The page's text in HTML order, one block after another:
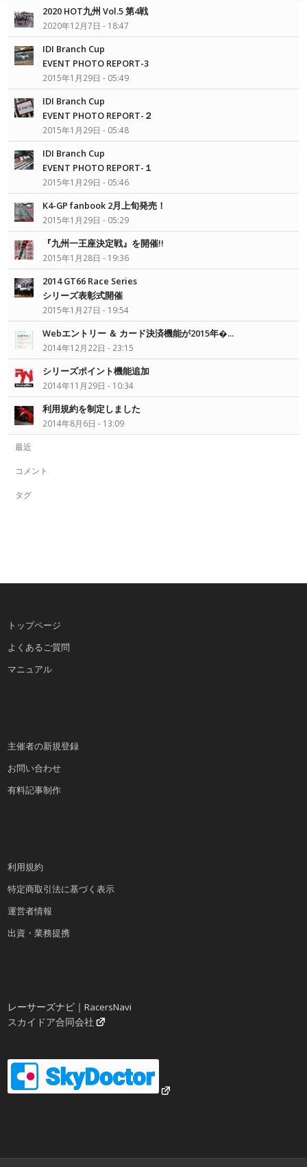
2020 HOT九州 Vol.5 第4戦
2020年12月7日 - 18:47
IDI Branch Cup
EVENT PHOTO REPORT-3
2015年1月29日 - 05:49
IDI Branch Cup
EVENT PHOTO REPORT-２
2015年1月29日 - 05:48
IDI Branch Cup
EVENT PHOTO REPORT-１
2015年1月29日 - 05:46
K4-GP fanbook 2月上旬発売！
2015年1月29日 - 05:29
『九州一王座決定戦』を開催!!
2015年1月28日 - 19:36
2014 GT66 Race Series
シリーズ表彰式開催
2015年1月27日 - 19:54
Webエントリー ＆ カード決済機能が2015年�...
2014年12月22日 - 23:15
シリーズポイント機能追加
2014年11月29日 - 10:34
利用規約を制定しました
2014年8月6日 - 13:09
最近
コメント
タグ
トップページ
よくあるご質問
マニュアル
主催者の新規登録
お問い合わせ
有料記事制作
利用規約
特定商取引法に基づく表示
運営者情報
出資・業務提携
レーサーズナビ｜RacersNavi
スカイドア合同会社